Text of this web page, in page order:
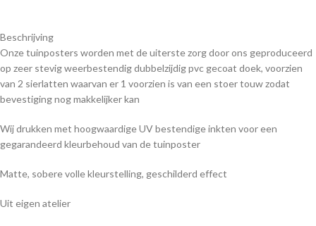
Beschrijving
Onze tuinposters worden met de uiterste zorg door ons geproduceerd
op zeer stevig weerbestendig dubbelzijdig pvc gecoat doek, voorzien
van 2 sierlatten waarvan er 1 voorzien is van een stoer touw zodat
bevestiging nog makkelijker kan
Wij drukken met hoogwaardige UV bestendige inkten voor een
gegarandeerd kleurbehoud van de tuinposter
Matte, sobere volle kleurstelling, geschilderd effect
Uit eigen atelier